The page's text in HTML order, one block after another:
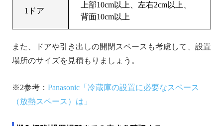
1ドア
上部10cm以上、左右2cm以上、
背面10cm以上
また、ドアや引き出しの開閉スペースも考慮して、設置
場所のサイズを見積もりましょう。
※2参考： Panasonic「冷蔵庫の設置に必要なスペース
（放熱スペース）は」